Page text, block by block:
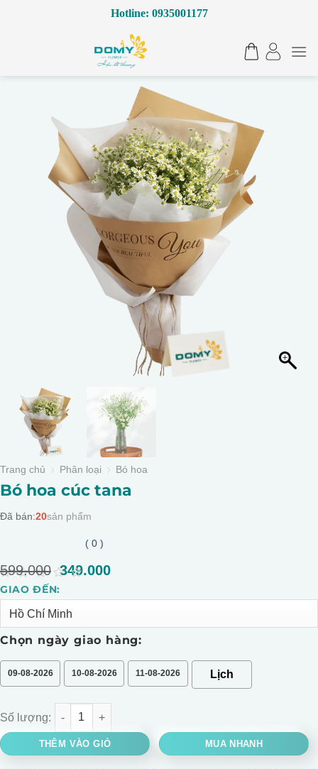
Hotline: 0935001177
Trang chủ Phân loại Bó hoa
Bó hoa cúc tana
Đã bán:20sản phẩm
0
out
of
5
( 0 )
599.000 Giá
là:
599.000.
349.000
tại
349.000.
GIAO ĐẾN:
Chọn ngày giao hàng:
09-08-2026 10-08-2026 11-08-2026
Bó hoa cúc tana số lượng
THÊM VÀO GIỎ MUA NHANH
Alternative: